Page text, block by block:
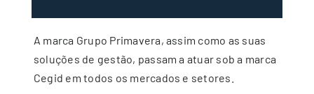
A marca Grupo Primavera, assim como as suas
soluções de gestão, passam a atuar sob a marca
Cegid em todos os mercados e setores.